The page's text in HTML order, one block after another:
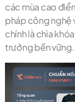
các mùa cao
pháp công nghệ
chính là chìa
trưởng bền vững.